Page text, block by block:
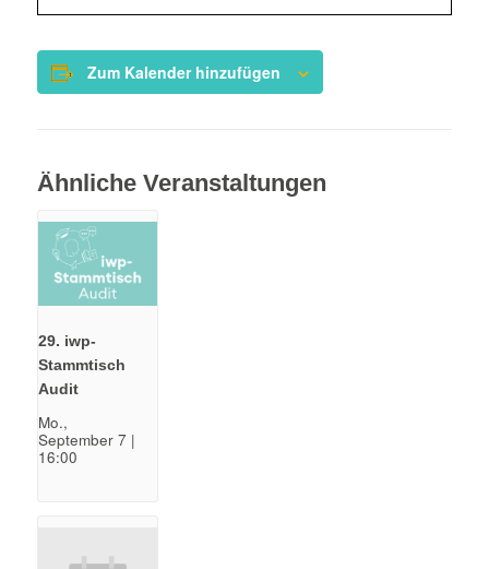
Zum Kalender hinzufügen
Ähnliche Veranstaltungen
29. iwp-
Stammtisch
Audit
Mo.,
September 7 |
16:00